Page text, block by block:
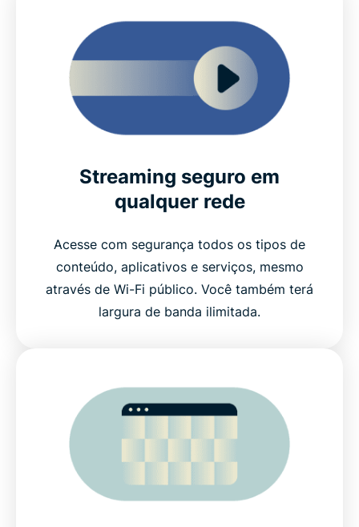
Streaming seguro em
qualquer rede
Acesse com segurança todos os tipos de
conteúdo, aplicativos e serviços, mesmo
através de Wi-Fi público. Você também terá
largura de banda ilimitada.